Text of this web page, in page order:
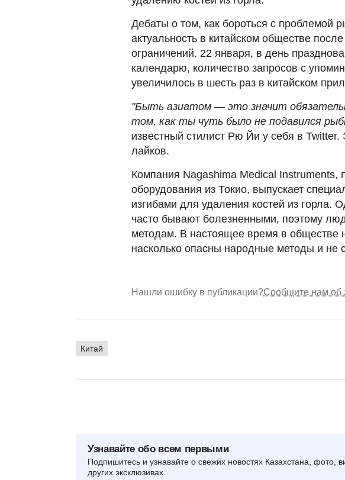
Дебаты о том, как бороться с проблемой
актуальность в китайском обществе
ограничений. 22 января, в день
календарю, количество запросов с
увеличилось в шесть раз в китайском
"Быть азиатом — это значит
том, как ты чуть было не подавился
известный стилист Рю Йи у себя в Twitter.
лайков.
Компания Nagashima Medical Instruments,
оборудования из Токио, выпускает
изгибами для удаления костей из горла.
часто бывают болезненными, поэтому
методам. В настоящее время в обществе
насколько опасны народные методы и не
Нашли ошибку в публикации?Сообщите нам об
Китай
Узнавайте обо всем первыми
Подпишитесь и узнавайте о свежих новостях Казахстана, фото,
других эксклюзивах